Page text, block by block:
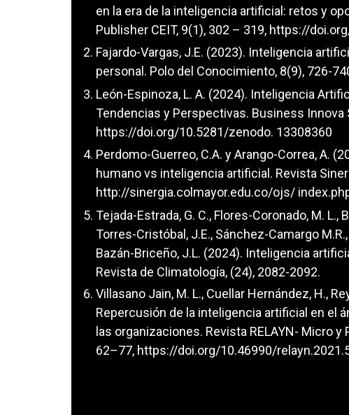
en la era de la inteligencia artificial: retos y
Publisher CEIT, 9(1), 302 – 319, https://
Fajardo-Vargas, J.E. (2023). Inteligencia
personal. Polo del Conocimiento, 8(9), 726-
León-Espinoza, L. A. (2024). Inteligencia
Tendencias y Perspectivas. Business Innova
https://doi.org/10.5281/zenodo. 13308360
Perdomo-Guerreo, C.A. y Arango-Correa, A.
humano vs inteligencia artificial. Revista
http://sinergia.colmayor.edu.co/ojs/
Tejada-Estrada, G. C., Flores-Coronado, M. L.,
Torres-Cristóbal, J.E., Sánchez-Camargo
Bazán-Briceño, J.L. (2024). Inteligencia
Revista de Climatología, (24), 2082-2092.
Villasano Jain, M. L., Cuellar Hernández, H.,
Repercusión de la inteligencia artificial en el
las organizaciones. Revista RELAYN- Micro
62–77, https://doi.org/10.46990/